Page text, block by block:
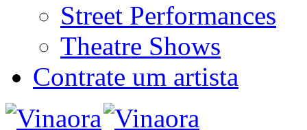
Street Performances
Theatre Shows
Contrate um artista